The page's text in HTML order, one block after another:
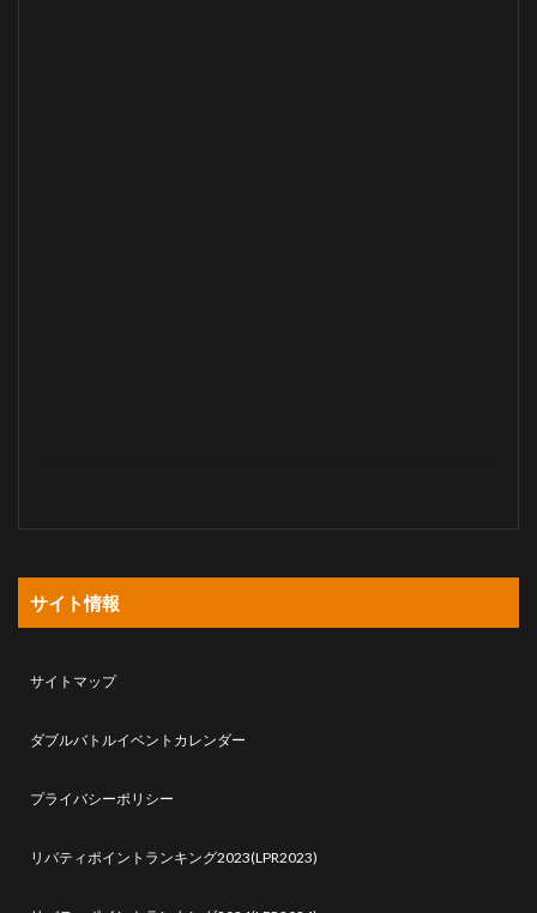
サイト情報
サイトマップ
ダブルバトルイベントカレンダー
プライバシーポリシー
リバティポイントランキング2023(LPR2023)